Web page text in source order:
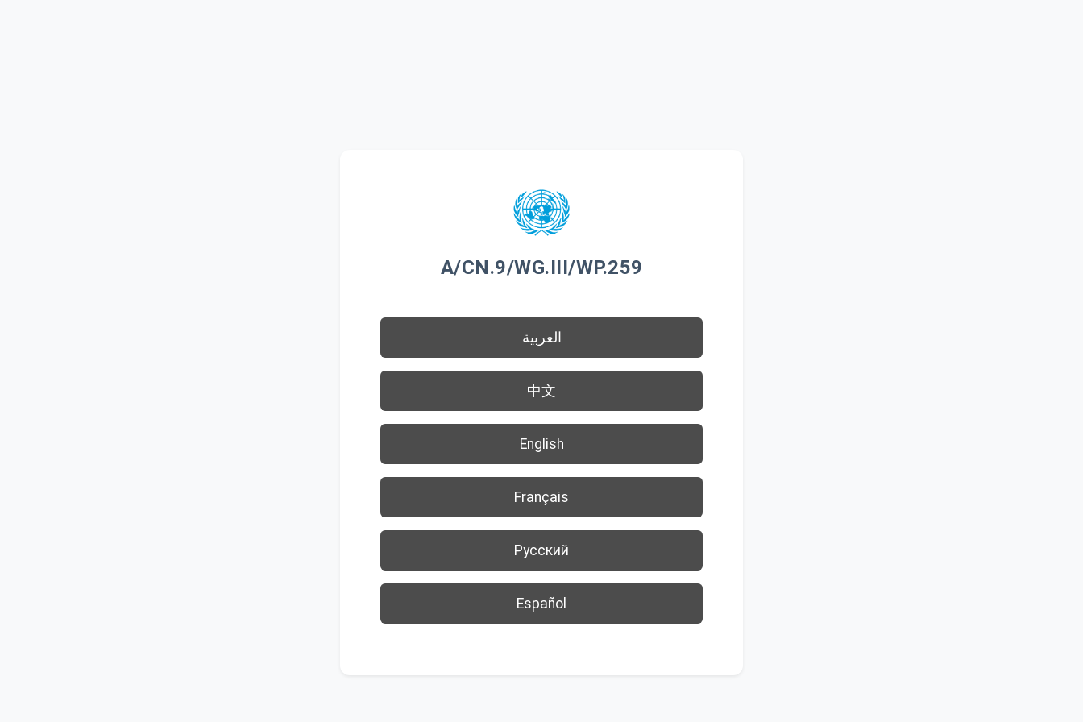
A/CN.9/WG.III/WP.259
العربية
中文
English
Français
Русский
Español